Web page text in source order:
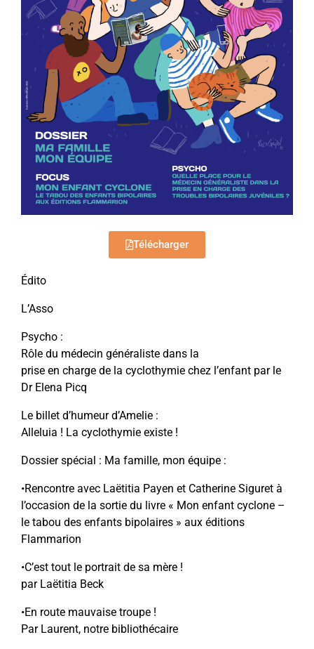
Télécharger
Édito
L’Asso
Psycho :
Rôle du médecin généraliste dans la
prise en charge de la cyclothymie chez l’enfant par le
Dr Elena Picq
Le billet d’humeur d’Amelie :
Alleluia ! La cyclothymie existe !
Dossier spécial : Ma famille, mon équipe :
•Rencontre avec Laëtitia Payen et Catherine Siguret à
l’occasion de la sortie du livre « Mon enfant cyclone –
le tabou des enfants bipolaires » aux éditions
Flammarion
•C’est tout le portrait de sa mère !
par Laëtitia Beck
•En route mauvaise troupe !
Par Laurent, notre bibliothécaire